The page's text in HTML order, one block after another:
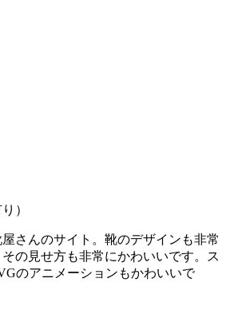
）
さんのサイト。靴のデザインも非常
の見せ方も非常にかわいいです。ス
のアニメーションもかわいいで